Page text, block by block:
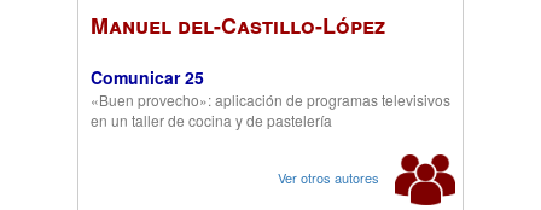
Manuel del-Castillo-López
Comunicar 25
«Buen provecho»: aplicación de programas televisivos
en un taller de cocina y de pastelería
Ver otros autores